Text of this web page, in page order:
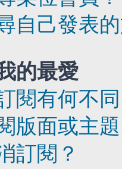
自己發表
的最愛
閱有何不
版面或主
訂閱？